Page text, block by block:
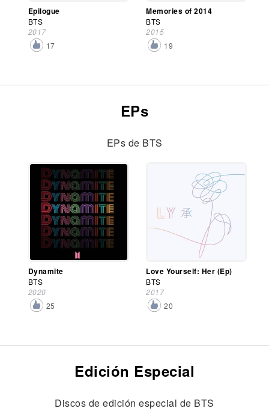
Epilogue
BTS
2017
17
Memories of 2014
BTS
2015
19
EPs
EPs de BTS
Dynamite
BTS
2020
25
Love Yourself: Her (Ep)
BTS
2017
20
Edición Especial
Discos de edición especial de BTS